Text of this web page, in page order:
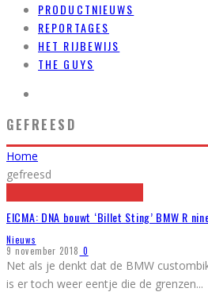
PRODUCTNIEUWS
REPORTAGES
HET RIJBEWIJS
THE GUYS
GEFREESD
Home
gefreesd
EICMA: DNA bouwt ‘Billet Sting’ BMW R
Nieuws
9 november 2018 0
Net als je denkt dat de BMW
is er toch weer eentje die de grenzen...